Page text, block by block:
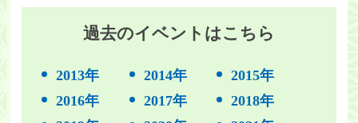
過去のイベントはこちら
2013年 2014年
2015年
2016年
2017年
2018年